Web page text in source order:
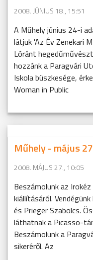
2008. JÚNIUS 18., 15:51
A Műhely június 24-i
látjuk 'Az Év Zenekari
Lóránt
hozzánk a Paragvári
Iskola büszkesége,
Woman in Public
Műhely - május
2008. MÁJUS 27., 10:05
Beszámolunk az Irokéz
kiállításáról.
és Prieger Szabolcs.
láthatnak a Picasso-
Beszámolunk a
sikeréről. Az